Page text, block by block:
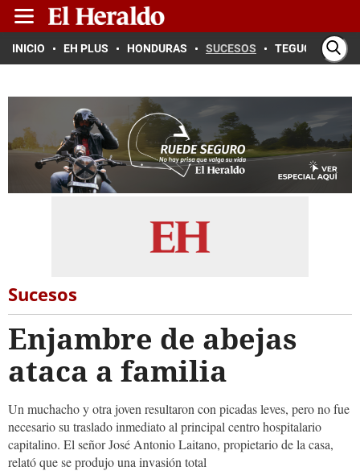
INICIO EH PLUS HONDURAS SUCESOS TEGUCIGALPA
Sucesos
Enjambre de abejas
ataca a familia
Un muchacho y otra joven resultaron con picadas leves, pero no fue
necesario su traslado inmediato al principal centro hospitalario
capitalino. El señor José Antonio Laitano, propietario de la casa,
relató que se produjo una invasión total